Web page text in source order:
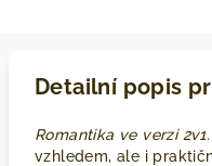
Detailní popis
Romantika ve verzi 2v1.
vzhledem, ale i